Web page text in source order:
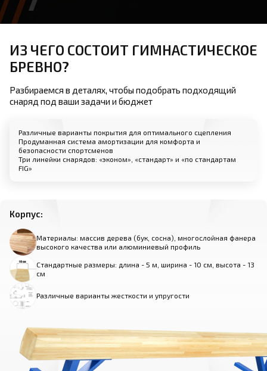
ИЗ ЧЕГО СОСТОИТ ГИМНАСТИЧЕСКОЕ
БРЕВНО?
Разбираемся в деталях, чтобы подобрать подходящий
снаряд под ваши задачи и бюджет
Различные варианты покрытия для оптимального сцепления
Продуманная система амортизации для комфорта и
безопасности спортсменов
Три линейки снарядов: «эконом», «стандарт» и «по стандартам
FIG»
Корпус:
Материалы: массив дерева (бук, сосна), многослойная фанера
высокого качества или алюминиевый профиль
Стандартные размеры: длина - 5 м, ширина - 10 см, высота - 13
см
Различные варианты жесткости и упругости